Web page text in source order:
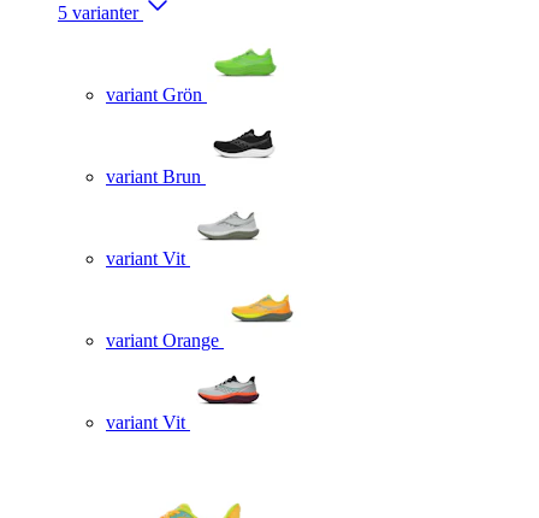
5 varianter
variant Grön
variant Brun
variant Vit
variant Orange
variant Vit